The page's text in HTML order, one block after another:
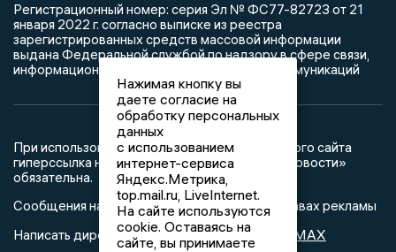
Регистрационный номер: серия Эл № ФС77-82723 от 21
января 2022 г. согласно выписке из реестра
зарегистрированных средств массовой информации
выдана Федеральной службой по надзору в сфере связи,
информационных технологий и массовых коммуникаций
При использовании любого материала с данного сайта
гиперссылка на Сетевое издание «Тульские новости»
обязательна.
Сообщения на сером фоне размещены на правах рекламы
Написать директору в телеграм@mazov MAX
Нажимая кнопку вы
даете согласие на
обработку персональных
данных
с использованием
интернет-сервиса
Яндекс.Метрика,
top.mail.ru, LiveInternet.
На сайте используются
cookie. Оставаясь на
сайте, вы принимаете